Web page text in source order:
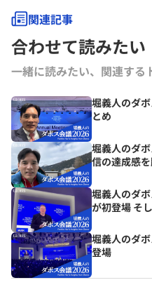
関連記事
合わせて読みたい
一緒に読みたい、関連する
堀義人のダ
とめ
堀義人のダ
信の達成感
堀義人のダ
が初登場 そ
堀義人のダ
登場